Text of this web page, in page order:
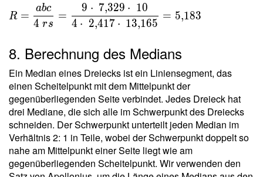
R =
\dfrac{
4 \ r s }
=
\dfrac{
9 \cdot
\
7{,}329
\cdot \
10 }{ 4
\cdot \
2{,}417
R =
4 rs
abc
=
4 ⋅ 2,417 ⋅ 13,165
9 ⋅ 7,329 ⋅ 10
= 5,183
8. Berechnung des Medians
Ein Median eines Dreiecks ist ein Liniensegment, das
einen Scheitelpunkt mit dem Mittelpunkt der
gegenüberliegenden Seite verbindet. Jedes Dreieck hat
drei Mediane, die sich alle im Schwerpunkt des Dreiecks
schneiden. Der Schwerpunkt unterteilt jeden Median im
Verhältnis 2: 1 in Teile, wobei der Schwerpunkt doppelt so
nahe am Mittelpunkt einer Seite liegt wie am
gegenüberliegenden Scheitelpunkt. Wir verwenden den